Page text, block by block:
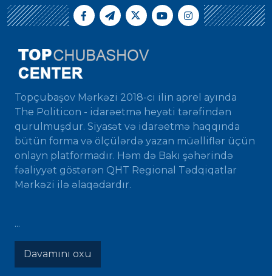
Topçubaşov Mərkəzi 2018-ci ilin aprel ayında
The Politicon - idarəetmə heyəti tərəfindən
qurulmuşdur. Siyasət və idarəetmə haqqında
bütün forma və ölçülərdə yazan müəlliflər üçün
onlayn platformadır. Həm də Bakı şəhərində
fəaliyyət göstərən QHT Regional Tədqiqatlar
Mərkəzi ilə əlaqədardır.
...
Davamını oxu